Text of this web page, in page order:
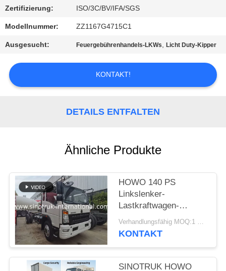
BITTE
UM
ANGEBOT
Zertifizierung: ISO/3C/BV/IFA/SGS
Modellnummer: ZZ1167G4715C1
Ausgesucht: Feuergebührenhandels-LKWs,Licht Duty-Kipper
KONTAKT!
DETAILS ENTFALTEN
Ähnliche Produkte
HOWO 140 PS
Linkslenker-
Lastkraftwagen-
Fahrgestell mit 8–12
Tonnen Tragfähigkeit
Verhandlungsfähig MOQ:1 Einheit
KONTAKT
SINOTRUK HOWO